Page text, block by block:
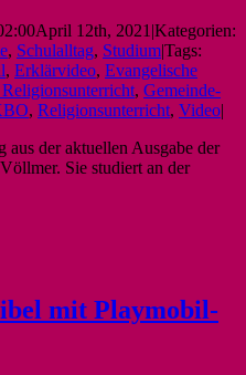
April 12th, 2021 |Kategorien:
, Schulalltag, Studium|Tags:
, Erklärvideo, Evangelische
, Gemeinde-
, Religionsunterricht, Video|
der aktuellen Ausgabe der
Sie studiert an der
mit Playmobil-